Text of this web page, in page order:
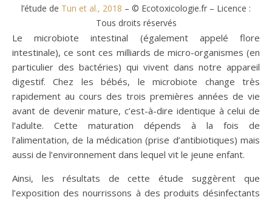
l’étude de Tun et al., 2018 – © Ecotoxicologie.fr – Licence :
Tous droits réservés
Le microbiote intestinal (également appelé flore
intestinale), ce sont ces milliards de micro-organismes (en
particulier des bactéries) qui vivent dans notre appareil
digestif. Chez les bébés, le microbiote change très
rapidement au cours des trois premières années de vie
avant de devenir mature, c’est-à-dire identique à celui de
l’adulte. Cette maturation dépends à la fois de
l’alimentation, de la médication (prise d’antibiotiques) mais
aussi de l’environnement dans lequel vit le jeune enfant.
Ainsi, les résultats de cette étude suggèrent que
l’exposition des nourrissons à des produits désinfectants